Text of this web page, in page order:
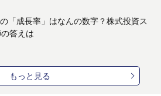
「成長率」はなんの数字？株式投資ス
答えは
もっと見る